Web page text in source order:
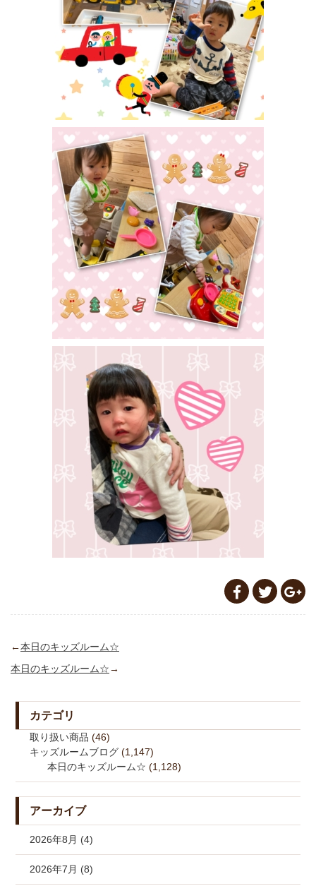
←本日のキッズルーム☆
本日のキッズルーム☆→
カテゴリ
取り扱い商品 (46)
キッズルームブログ (1,147)
本日のキッズルーム☆ (1,128)
アーカイブ
2026年8月 (4)
2026年7月 (8)